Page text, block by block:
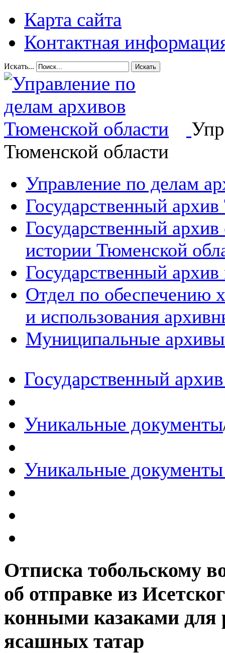
Карта сайта
Контактная
Искать... Искать
Тюменской области
Управление по делам
Государственный
Государственный
истории Тюменской
Государственный архив
Отдел по обеспечению
и использования
Муниципальные архивы
Государственный
Уникальные документы
Уникальные
Отписка тобольскому
об отправке из
конными казаками для
ясашных татар